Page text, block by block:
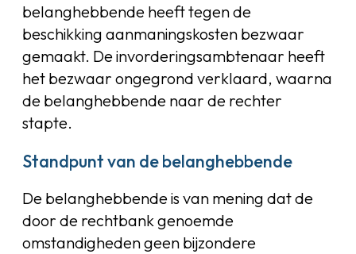
belanghebbende heeft tegen de
beschikking aanmaningskosten bezwaar
gemaakt. De invorderingsambtenaar heeft
het bezwaar ongegrond verklaard, waarna
de belanghebbende naar de rechter
stapte.
Standpunt van de belanghebbende
De belanghebbende is van mening dat de
door de rechtbank genoemde
omstandigheden geen bijzondere